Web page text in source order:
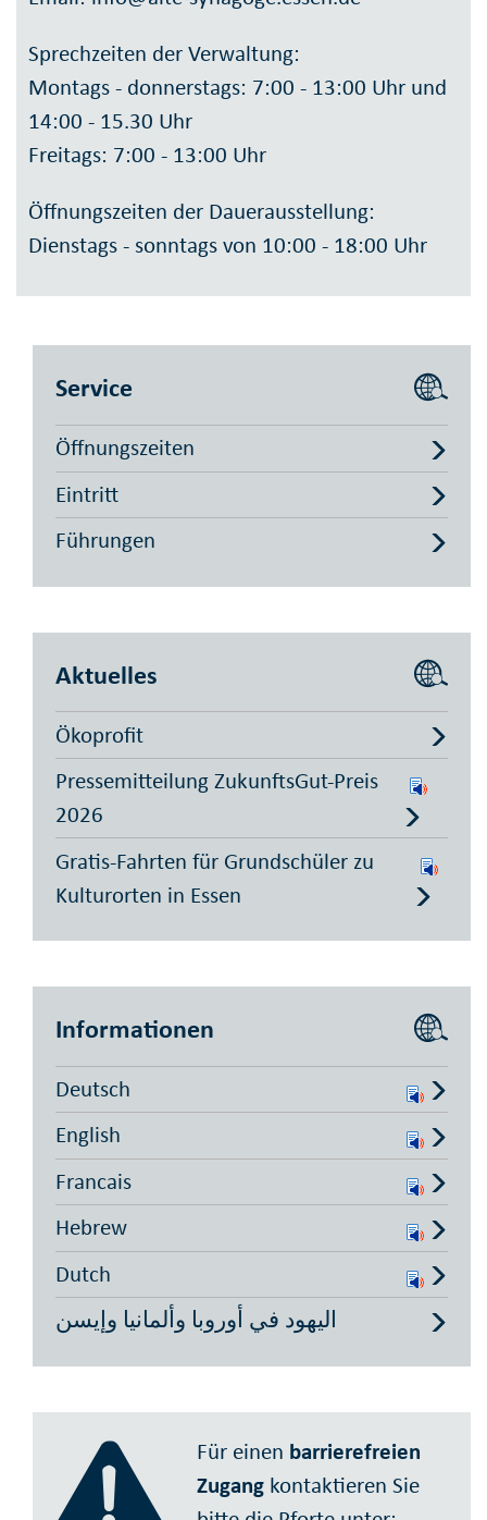
Sprechzeiten der Verwaltung:
Montags - donnerstags: 7:00 - 13:00 Uhr und
14:00 - 15.30 Uhr
Freitags: 7:00 - 13:00 Uhr
Öffnungszeiten der Dauerausstellung:
Dienstags - sonntags von 10:00 - 18:00 Uhr
Service
Öffnungszeiten
Eintritt
Führungen
Aktuelles
Ökoprofit
Pressemitteilung ZukunftsGut-Preis
2026
Gratis-Fahrten für Grundschüler zu
Kulturorten in Essen
Informationen
Deutsch
English
Francais
Hebrew
Dutch
اليهود في أوروبا وألمانيا وإيسن
Für einen barriere­freien
Zugang kon­tak­tieren Sie